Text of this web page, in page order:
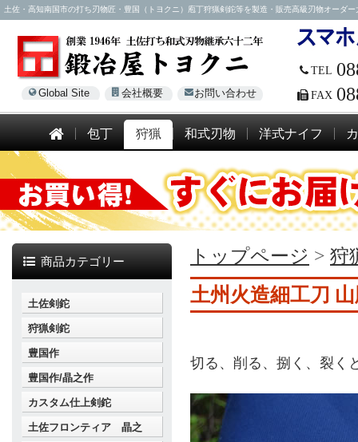
土佐・高知南国市の打ち刃物匠・豊国（トヨクニ）庖丁狩猟剣鉈等を製造・販売高級刃物オーダ
Global Site 会社概要 お問い合わせ
TEL
FAX
包丁 狩猟 和式刃物 洋式ナイフ
トップページ > 狩
土州火造細工刀
切る、削る、捌く、裂く
商品カテゴリー
土佐剣鉈
狩猟剣鉈
豊国作
豊国作/晶之作
カスタム仕上剣鉈
土佐フロンティア 晶之